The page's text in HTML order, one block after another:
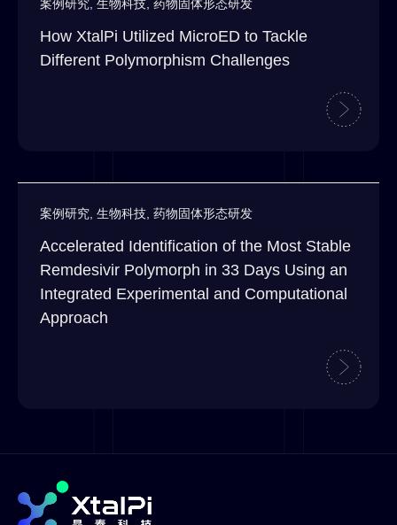
案例研究 生物科技 药物固体形态研发
How XtalPi Utilized MicroED to Tackle
Different Polymorphism Challenges
案例研究 生物科技 药物固体形态研发
Accelerated Identification of the Most Stable
Remdesivir Polymorph in 33 Days Using an
Integrated Experimental and Computational
Approach